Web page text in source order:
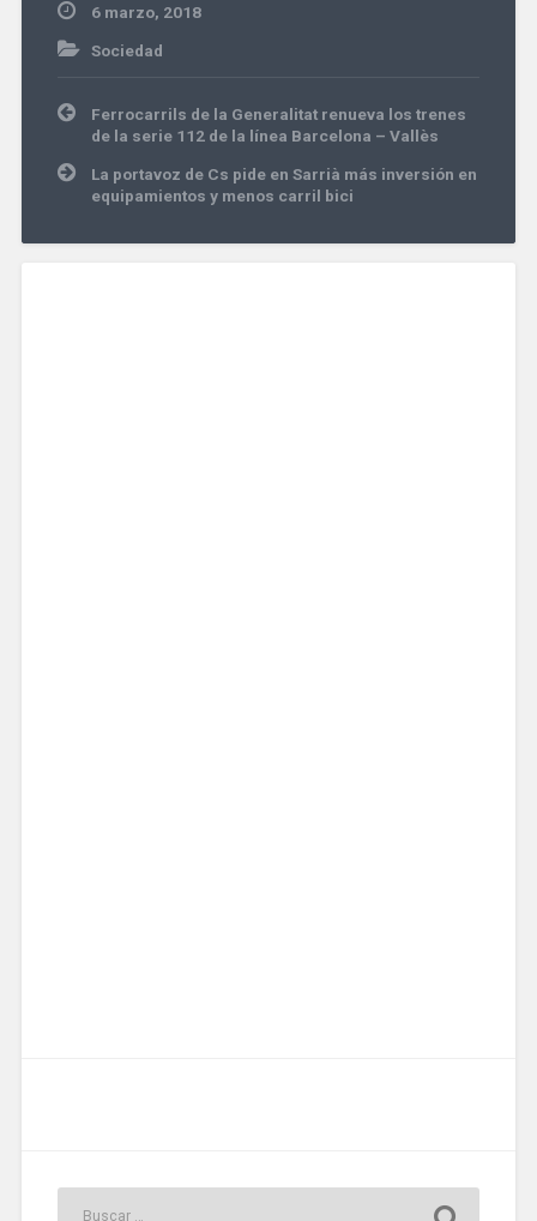
6 marzo, 2018
Sociedad
Navegación
de
entradas
Ferrocarrils de la Generalitat renueva los trenes
de la serie 112 de la línea Barcelona – Vallès
La portavoz de Cs pide en Sarrià más inversión en
equipamientos y menos carril bici